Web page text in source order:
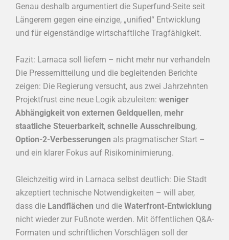
Genau deshalb argumentiert die Superfund-Seite seit
Längerem gegen eine einzige, „unified“ Entwicklung
und für eigenständige wirtschaftliche Tragfähigkeit.
Fazit: Larnaca soll liefern – nicht mehr nur verhandeln
Die Pressemitteilung und die begleitenden Berichte
zeigen: Die Regierung versucht, aus zwei Jahrzehnten
Projektfrust eine neue Logik abzuleiten: weniger
Abhängigkeit von externen Geldquellen, mehr
staatliche Steuerbarkeit, schnelle Ausschreibung,
Option-2-Verbesserungen als pragmatischer Start –
und ein klarer Fokus auf Risikominimierung.
Gleichzeitig wird in Larnaca selbst deutlich: Die Stadt
akzeptiert technische Notwendigkeiten – will aber,
dass die Landflächen und die Waterfront-Entwicklung
nicht wieder zur Fußnote werden. Mit öffentlichen Q&A-
Formaten und schriftlichen Vorschlägen soll der